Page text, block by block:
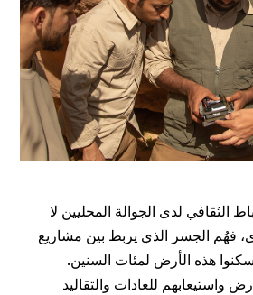
الثقافي لدى الجوالة المحليين لا
فهُم الجسر الذي يربط بين مشاريع
هذه الأرض لمئات السنين.
واستيعابهم للعادات والتقاليد